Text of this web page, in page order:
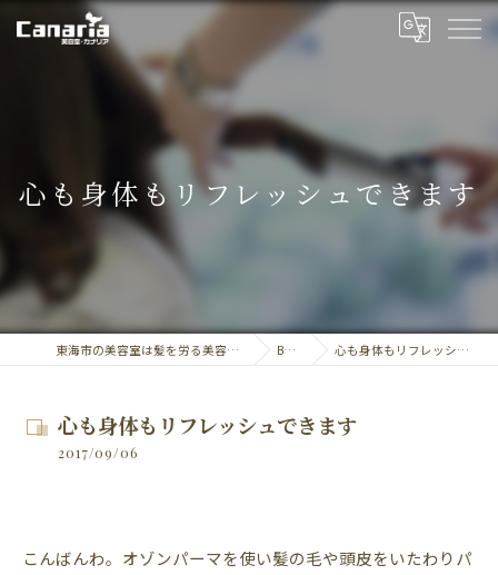
心も身体もリフレッシュできます
東海市の美容室は髪を労る美容室・カナリア BLOG 心も身体もリフレッシュできます
心も身体もリフレッシュできます
2017/09/06
こんばんわ。オゾンパーマを使い髪の毛や頭皮をいたわりパ